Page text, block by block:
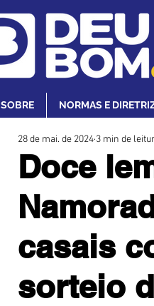
SOBRE NORMAS E
Doce
casais
sorteio
28 de mai. de 2024 3 min de